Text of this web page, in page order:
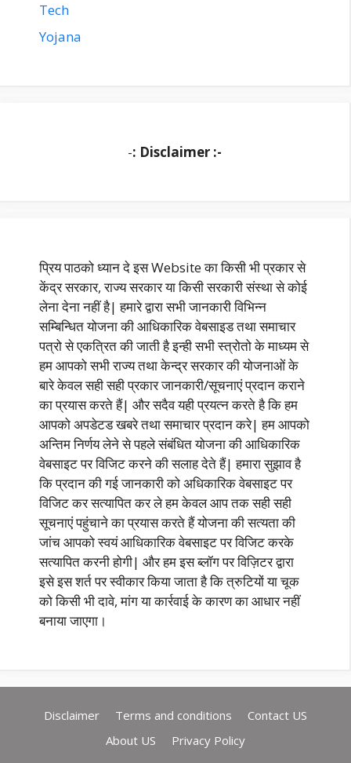
Tech
Yojana
-: Disclaimer :-
प्रिय पाठको ध्यान दे इस Website का किसी भी प्रकार से
केंद्र सरकार, राज्य सरकार या किसी सरकारी संस्था से कोई
लेना देना नहीं है| हमारे द्वारा सभी जानकारी विभिन्न
सम्बिन्धित योजना की आधिकारिक वेबसाइड तथा समाचार
पत्रो से एकत्रित की जाती है इन्ही सभी स्त्रोतो के माध्यम से
हम आपको सभी राज्य तथा केन्द्र सरकार की योजनाओं के
बारे केवल सही सही प्रकार जानकारी/सूचनाएं प्रदान कराने
का प्रयास करते हैं| और सदैव यही प्रयत्न करते है कि हम
आपको अपडेटड खबरे तथा समाचार प्रदान करे| हम आपको
अन्तिम निर्णय लेने से पहले संबंधित योजना की आधिकारिक
वेबसाइट पर विजिट करने की सलाह देते हैं| हमारा सुझाव है
कि प्रदान की गई जानकारी को अधिकारिक वेबसाइट पर
विजिट कर सत्यापित कर ले हम केवल आप तक सही सही
सूचनाएं पहुंचाने का प्रयास करते हैं योजना की सत्यता की
जांच आपको स्वयं आधिकारिक वेबसाइट पर विजिट करके
सत्यापित करनी होगी| और हम इस ब्लॉग पर विज़िटर द्वारा
इसे इस शर्त पर स्वीकार किया जाता है कि त्रुटियों या चूक
को किसी भी दावे, मांग या कार्रवाई के कारण का आधार नहीं
बनाया जाएगा।
Disclaimer Terms and conditions
Contact US
About US
Privacy Policy